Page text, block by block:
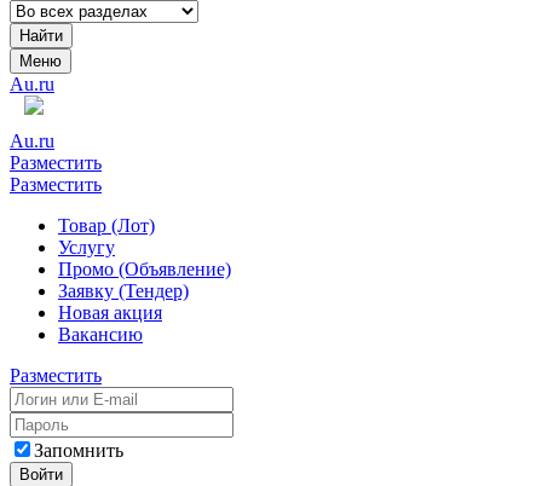
Найти
Меню
Au.ru
Au.ru
Разместить
Разместить
Товар (Лот)
Услугу
Промо (Объявление)
Заявку (Тендер)
Новая акция
Вакансию
Разместить
Запомнить
Войти